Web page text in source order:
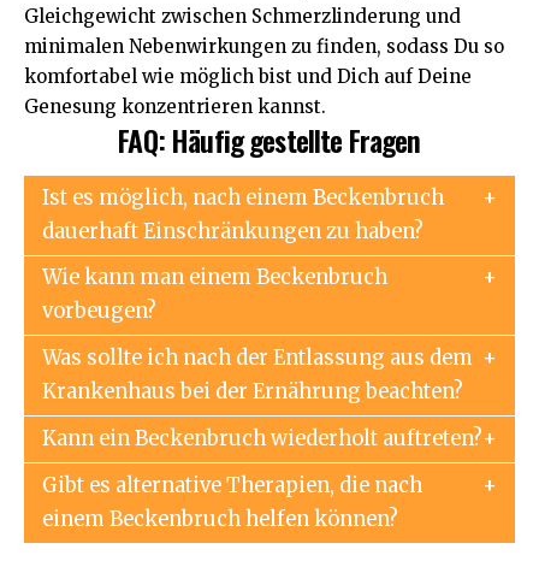
Gleichgewicht zwischen Schmerzlinderung und
minimalen Nebenwirkungen zu finden, sodass Du so
komfortabel wie möglich bist und Dich auf Deine
Genesung konzentrieren kannst.
FAQ: Häufig gestellte Fragen
Ist es möglich, nach einem Beckenbruch
dauerhaft Einschränkungen zu haben?
Wie kann man einem Beckenbruch
vorbeugen?
Was sollte ich nach der Entlassung aus dem
Krankenhaus bei der Ernährung beachten?
Kann ein Beckenbruch wiederholt auftreten?
Gibt es alternative Therapien, die nach
einem Beckenbruch helfen können?